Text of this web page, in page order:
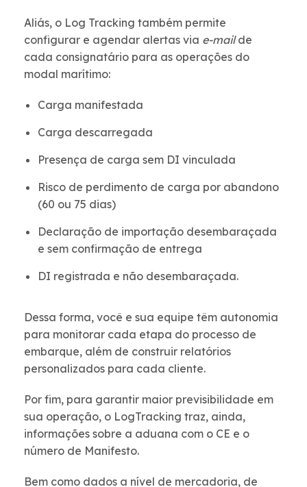
Aliás, o Log Tracking também permite
configurar e agendar alertas via e-mailde
cada consignatário para as operações do
modal marítimo:
Carga manifestada
Carga descarregada
Presença de carga sem DI vinculada
Risco de perdimento de carga por abandono
(60 ou 75 dias)
Declaração de importação desembaraçada
e sem confirmação de entrega
DI registrada e não desembaraçada.
Dessa forma, você e sua equipe têm autonomia
para monitorar cada etapa do processo de
embarque, além de construir relatórios
personalizados para cada cliente.
Por fim, para garantir maior previsibilidade em
sua operação, o LogTracking traz, ainda,
informações sobre a aduana com o CE e o
número de Manifesto.
Bem como dados a nível de mercadoria, de